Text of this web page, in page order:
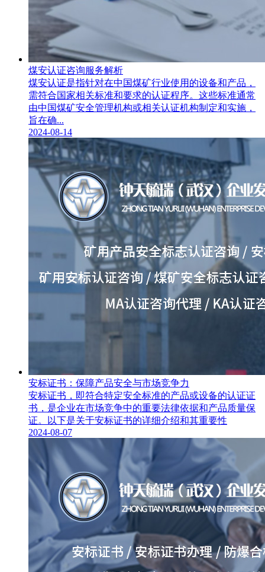
煤安认证咨询服务解析
煤安认证是指针对在中国煤矿行业使用的设备和产品，
需符合国家相关标准和要求的认证程序。这些标准通常
由中国煤矿安全管理机构或相关认证机构制定和实施，
旨在确...
2024-08-14
安标证书：保障产品安全与市场竞争力
安标证书，即符合特定安全标准的产品或设备的认证证
书，是企业在市场竞争中的重要法律依据和产品质量保
证。以下是关于安标证书的详细介绍和其重要性
2024-08-07